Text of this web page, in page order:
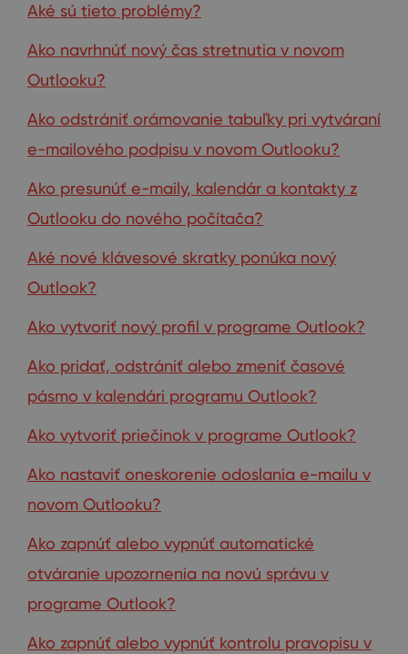
Aké sú tieto problémy?
Ako navrhnúť nový čas stretnutia v novom
Outlooku?
Ako odstrániť orámovanie tabuľky pri vytváraní
e-mailového podpisu v novom Outlooku?
Ako presunúť e-maily, kalendár a kontakty z
Outlooku do nového počítača?
Aké nové klávesové skratky ponúka nový
Outlook?
Ako vytvoriť nový profil v programe Outlook?
Ako pridať, odstrániť alebo zmeniť časové
pásmo v kalendári programu Outlook?
Ako vytvoriť priečinok v programe Outlook?
Ako nastaviť oneskorenie odoslania e-mailu v
novom Outlooku?
Ako zapnúť alebo vypnúť automatické
otváranie upozornenia na novú správu v
programe Outlook?
Ako zapnúť alebo vypnúť kontrolu pravopisu v